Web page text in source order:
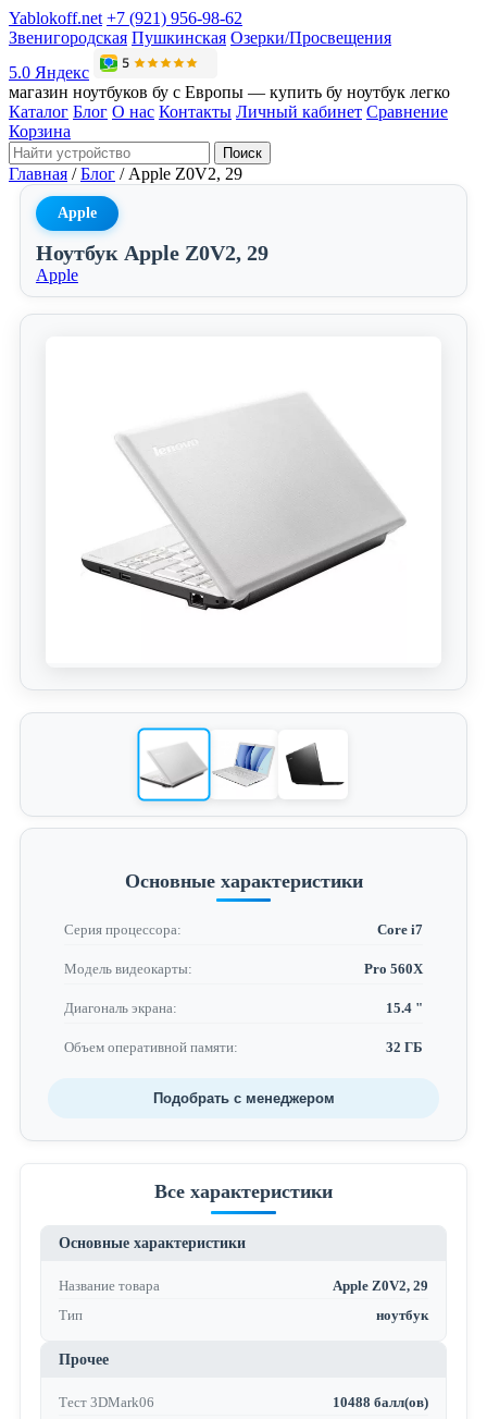
Yablokoff.net +7 (921) 956-98-62
Звенигородская Пушкинская Озерки/Просвещения
5.0 Яндекс
магазин ноутбуков бу с Европы — купить бу ноутбук легко
Каталог Блог О нас Контакты Личный кабинет Сравнение
Корзина
Поиск
Главная / Блог / Apple Z0V2, 29
Apple
Ноутбук Apple Z0V2, 29
Apple
Основные характеристики
Серия процессора: Core i7
Модель видеокарты: Pro 560X
Диагональ экрана: 15.4 "
Объем оперативной памяти: 32 ГБ
Подобрать с менеджером
Все характеристики
Основные характеристики
Название товара
Apple Z0V2, 29
Тип
ноутбук
Прочее
Тест 3DMark06
10488 балл(ов)